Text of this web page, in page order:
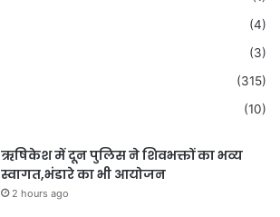
(4)
(3)
(315)
(10)
ऋषिकेश में दून पुलिस ने शिवभक्तों का भव्य
स्वागत,भंडारे का भी आयोजन
2 hours ago